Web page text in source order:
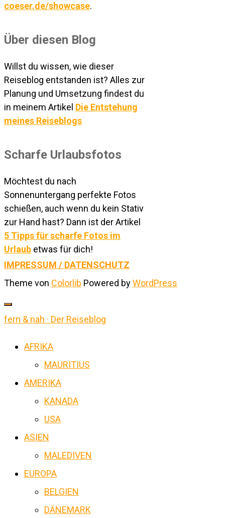
coeser.de/showcase.
Über diesen Blog
Willst du wissen, wie dieser
Reiseblog entstanden ist? Alles zur
Planung und Umsetzung findest du
in meinem Artikel Die Entstehung
meines Reiseblogs
Scharfe Urlaubsfotos
Möchtest du nach
Sonnenuntergang perfekte Fotos
schießen, auch wenn du kein Stativ
zur Hand hast? Dann ist der Artikel
5 Tipps für scharfe Fotos im
Urlaub etwas für dich!
IMPRESSUM / DATENSCHUTZ
Theme von Colorlib Powered byWordPress
fern & nah · Der Reiseblog
AFRIKA
MAURITIUS
AMERIKA
KANADA
USA
ASIEN
MALEDIVEN
EUROPA
BELGIEN
DÄNEMARK